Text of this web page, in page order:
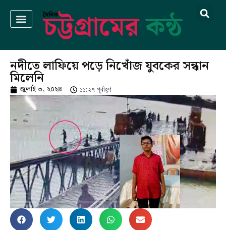
নদীতে লাফিয়ে পড়ে নিখোঁজ যুবকের সন্ধান
মিলেনি
জুলাই ৩, ২০২৪ ১১:২৭ পূর্বাহ্ণ